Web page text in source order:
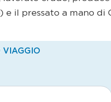
e il pressato a mano di